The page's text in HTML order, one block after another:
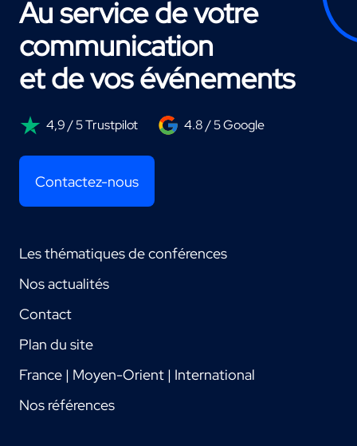
Au service de votre
communication
et de vos événements
4,9 / 5 Trustpilot 4.8 / 5 Google
Contactez-nous
Les thématiques de conférences
Nos actualités
Contact
Plan du site
France | Moyen-Orient | International
Nos références